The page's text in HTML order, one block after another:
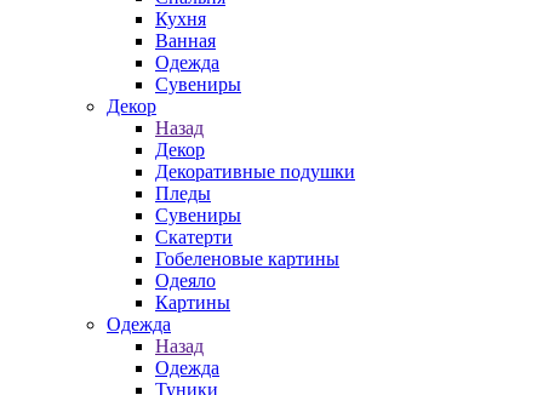
Кухня
Ванная
Одежда
Сувениры
Декор
Назад
Декор
Декоративные подушки
Пледы
Сувениры
Скатерти
Гобеленовые картины
Одеяло
Картины
Одежда
Назад
Одежда
Туники